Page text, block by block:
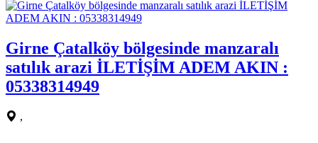
Girne Çatalköy bölgesinde manzaralı
satılık arazi İLETİŞİM ADEM AKIN :
05338314949
,